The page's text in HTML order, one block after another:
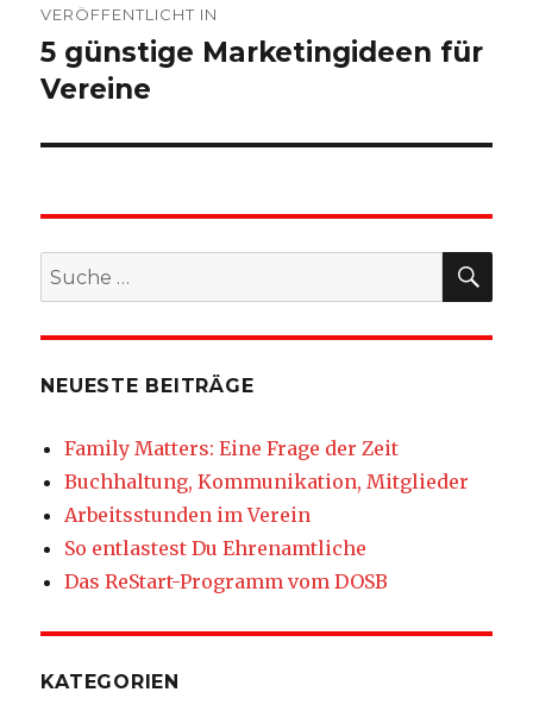
VERÖFFENTLICHT IN
5 günstige Marketingideen für
Vereine
Suche
nach:
NEUESTE BEITRÄGE
Family Matters: Eine Frage der Zeit
Buchhaltung, Kommunikation, Mitglieder
Arbeitsstunden im Verein
So entlastest Du Ehrenamtliche
Das ReStart-Programm vom DOSB
KATEGORIEN